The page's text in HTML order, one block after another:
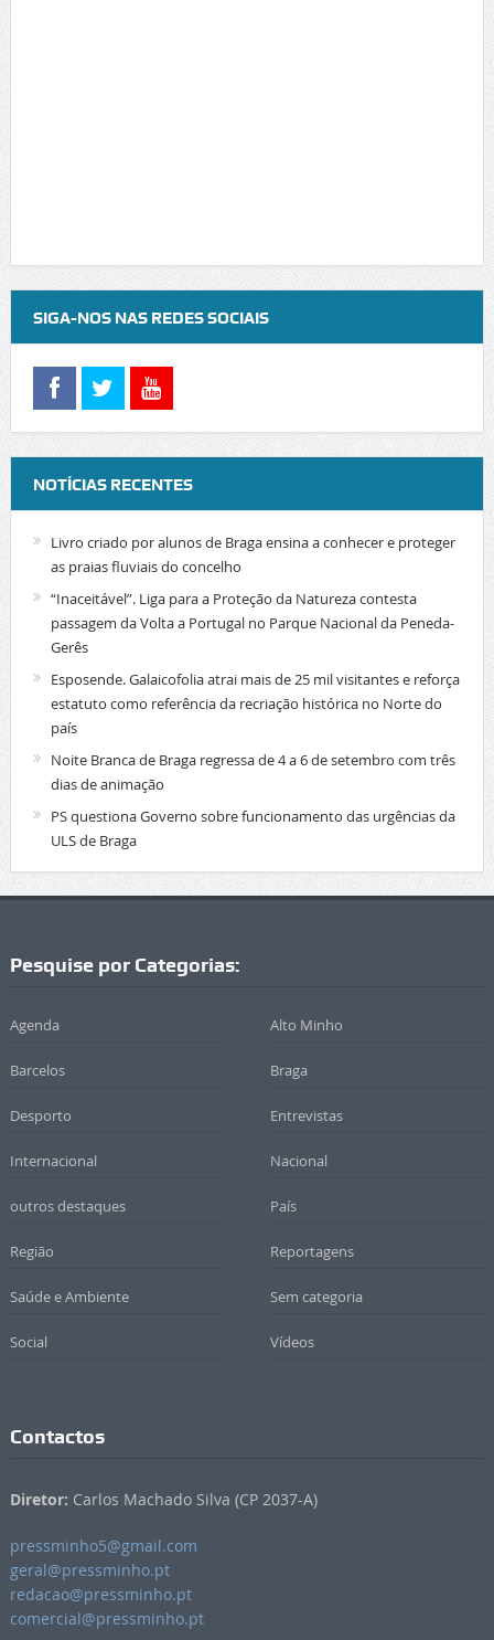
SIGA-NOS NAS REDES SOCIAIS
NOTÍCIAS RECENTES
Livro criado por alunos de Braga ensina a conhecer e proteger
as praias fluviais do concelho
“Inaceitável”. Liga para a Proteção da Natureza contesta
passagem da Volta a Portugal no Parque Nacional da Peneda-
Gerês
Esposende. Galaicofolia atrai mais de 25 mil visitantes e reforça
estatuto como referência da recriação histórica no Norte do
país
Noite Branca de Braga regressa de 4 a 6 de setembro com três
dias de animação
PS questiona Governo sobre funcionamento das urgências da
ULS de Braga
Pesquise por Categorias:
Agenda Alto Minho
Barcelos Braga
Desporto Entrevistas
Internacional Nacional
outros destaques País
Região Reportagens
Saúde e Ambiente Sem categoria
Social Vídeos
Contactos
Diretor: Carlos Machado Silva (CP 2037-A)
pressminho5@gmail.com
geral@pressminho.pt
redacao@pressminho.pt
comercial@pressminho.pt